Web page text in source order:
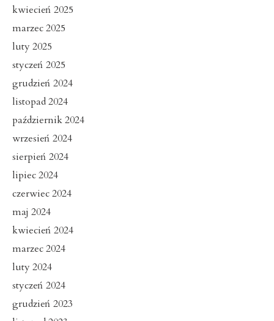
kwiecień 2025
marzec 2025
luty 2025
styczeń 2025
grudzień 2024
listopad 2024
październik 2024
wrzesień 2024
sierpień 2024
lipiec 2024
czerwiec 2024
maj 2024
kwiecień 2024
marzec 2024
luty 2024
styczeń 2024
grudzień 2023